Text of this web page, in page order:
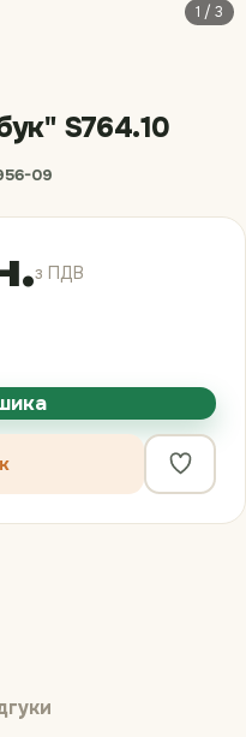
1 / 3
S764.10
09
з ПДВ